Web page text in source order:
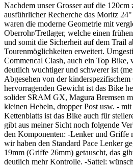
Nachdem unser Grosser auf die 120cm
ausführlicher Recherche das Moritz
waren die moderne Geometrie mit
Oberrohr/Tretlager, welche einen
und somit die Sicherheit auf dem Trail
Tourenmöglichkeiten erweitert.
Commencal Clash, auch ein Top Bike,
deutlich wuchtiger und schwerer ist
Abgesehen von der kinderspezifischem
hervorragenden Gewicht ist das Bike
solider SRAM GX, Magura Bremsen
kleinen Hebeln, dropper Post usw. -
Kettenblatts ist das Bike auch für
gibt aus meiner Sicht noch folgende
den Komponenten: -Lenker und Griffe
wir haben den Standard Pace Lenker
19mm (Griffe 26mm) getauscht, das
deutlich mehr Kontrolle. -Sattel: